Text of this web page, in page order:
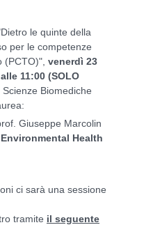
le quinte della
per le competenze
venerdì 23
11:00 (SOLO
Biomediche
Giuseppe Marcolin
Health
ci sarà una sessione
tramite il seguente